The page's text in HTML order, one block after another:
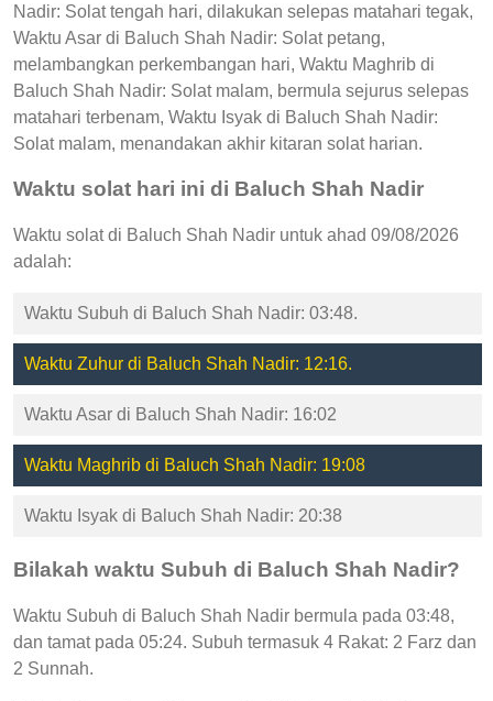
Nadir: Solat tengah hari, dilakukan selepas matahari tegak,
Waktu Asar di Baluch Shah Nadir: Solat petang,
melambangkan perkembangan hari, Waktu Maghrib di
Baluch Shah Nadir: Solat malam, bermula sejurus selepas
matahari terbenam, Waktu Isyak di Baluch Shah Nadir:
Solat malam, menandakan akhir kitaran solat harian.
Waktu solat hari ini di Baluch Shah Nadir
Waktu solat di Baluch Shah Nadir untuk ahad 09/08/2026
adalah:
Waktu Subuh di Baluch Shah Nadir: 03:48.
Waktu Zuhur di Baluch Shah Nadir: 12:16.
Waktu Asar di Baluch Shah Nadir: 16:02
Waktu Maghrib di Baluch Shah Nadir: 19:08
Waktu Isyak di Baluch Shah Nadir: 20:38
Bilakah waktu Subuh di Baluch Shah Nadir?
Waktu Subuh di Baluch Shah Nadir bermula pada 03:48,
dan tamat pada 05:24. Subuh termasuk 4 Rakat: 2 Farz dan
2 Sunnah.